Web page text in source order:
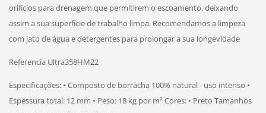
orifícios para drenagem que permitirem o escoamento, deixando
assim a sua superfície de trabalho limpa. Recomendamos a limpeza
com jato de água e detergentes para prolongar a sua longevidade
Referencia Ultra358HM22
Especificações: • Composto de borracha 100% natural - uso intenso •
Espessura total: 12 mm • Peso: 18 kg por m² Cores: • Preto Tamanhos